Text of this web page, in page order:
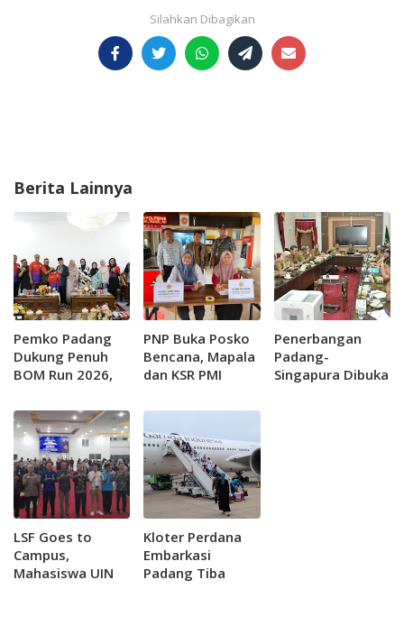
Berita Lainnya
Pemko Padang
Dukung Penuh
BOM Run 2026,
Sport Tourism
dan Promosi
Kuliner
PNP Buka Posko
Bencana, Mapala
dan KSR PMI
Warga
Terdampak
Penerbangan
Padang-
Singapura Dibuka
LSF Goes to
Campus,
Mahasiswa UIN
Kloter Perdana
Embarkasi
Padang Tiba